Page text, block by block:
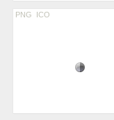
PNG ICO